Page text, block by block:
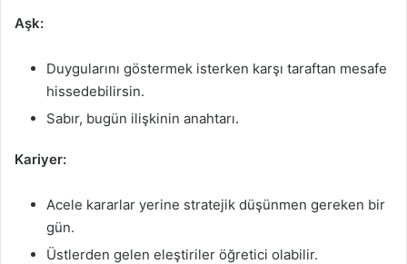
Aşk:
Duygularını göstermek isterken karşı taraftan mesafe
hissedebilirsin.
Sabır, bugün ilişkinin anahtarı.
Kariyer:
Acele kararlar yerine stratejik düşünmen gereken bir
gün.
Üstlerden gelen eleştiriler öğretici olabilir.